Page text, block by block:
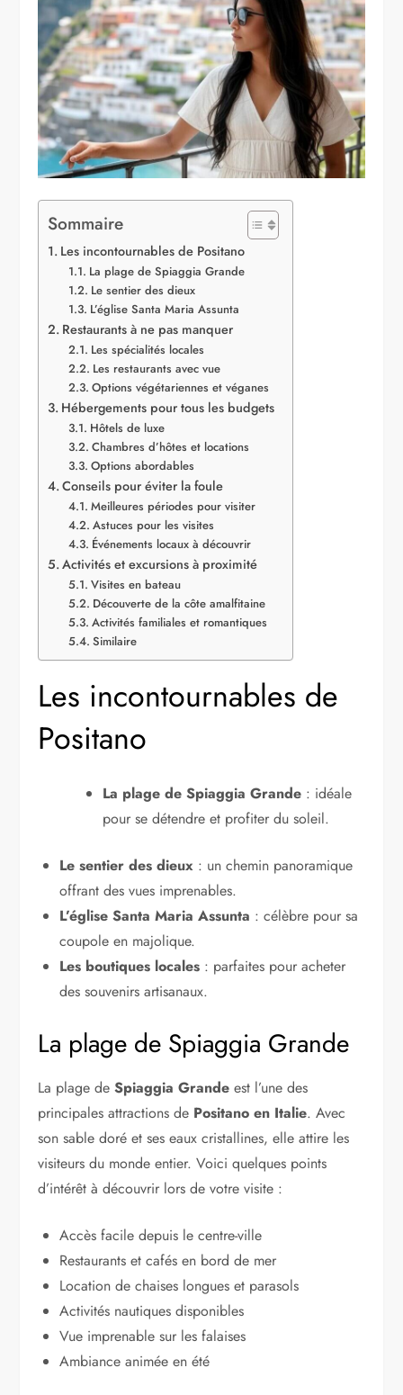
Sommaire
Les incontournables de Positano
La plage de Spiaggia Grande
Le sentier des dieux
L’église Santa Maria Assunta
Restaurants à ne pas manquer
Les spécialités locales
Les restaurants avec vue
Options végétariennes et véganes
Hébergements pour tous les budgets
Hôtels de luxe
Chambres d’hôtes et locations
Options abordables
Conseils pour éviter la foule
Meilleures périodes pour visiter
Astuces pour les visites
Événements locaux à découvrir
Activités et excursions à proximité
Visites en bateau
Découverte de la côte amalfitaine
Activités familiales et romantiques
Similaire
Les incontournables de
Positano
La plage de Spiaggia Grande : idéale
pour se détendre et profiter du soleil.
Le sentier des dieux : un chemin panoramique
offrant des vues imprenables.
L’église Santa Maria Assunta : célèbre pour sa
coupole en majolique.
Les boutiques locales : parfaites pour acheter
des souvenirs artisanaux.
La plage de Spiaggia Grande
La plage deSpiaggia Grande est l’une des
principales attractions de Positano en Italie. Avec
son sable doré et ses eaux cristallines, elle attire les
visiteurs du monde entier. Voici quelques points
d’intérêt à découvrir lors de votre visite :
Accès facile depuis le centre-ville
Restaurants et cafés en bord de mer
Location de chaises longues et parasols
Activités nautiques disponibles
Vue imprenable sur les falaises
Ambiance animée en été